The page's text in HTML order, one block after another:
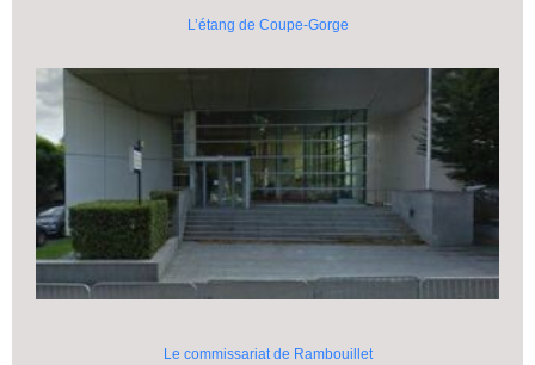
L’étang de Coupe-Gorge
Le commissariat de Rambouillet